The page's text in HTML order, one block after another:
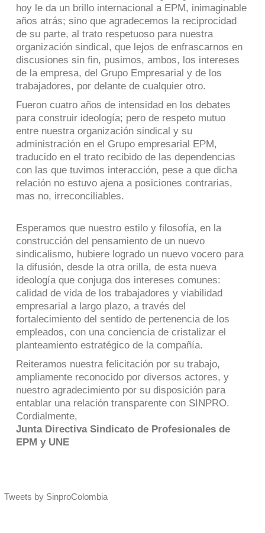
hoy le da un brillo internacional a EPM, inimaginable
años atrás; sino que agradecemos la reciprocidad
de su parte, al trato respetuoso para nuestra
organización sindical, que lejos de enfrascarnos en
discusiones sin fin, pusimos, ambos, los intereses
de la empresa, del Grupo Empresarial y de los
trabajadores, por delante de cualquier otro.
Fueron cuatro años de intensidad en los debates
para construir ideología; pero de respeto mutuo
entre nuestra organización sindical y su
administración en el Grupo empresarial EPM,
traducido en el trato recibido de las dependencias
con las que tuvimos interacción, pese a que dicha
relación no estuvo ajena a posiciones contrarias,
mas no, irreconciliables.
Esperamos que nuestro estilo y filosofía, en la
construcción del pensamiento de un nuevo
sindicalismo, hubiere logrado un nuevo vocero para
la difusión, desde la otra orilla, de esta nueva
ideología que conjuga dos intereses comunes:
calidad de vida de los trabajadores y viabilidad
empresarial a largo plazo, a través del
fortalecimiento del sentido de pertenencia de los
empleados, con una conciencia de cristalizar el
planteamiento estratégico de la compañía.
Reiteramos nuestra felicitación por su trabajo,
ampliamente reconocido por diversos actores, y
nuestro agradecimiento por su disposición para
entablar una relación transparente con SINPRO.
Cordialmente,
Junta Directiva Sindicato de Profesionales de
EPM y UNE
Tweets by SinproColombia